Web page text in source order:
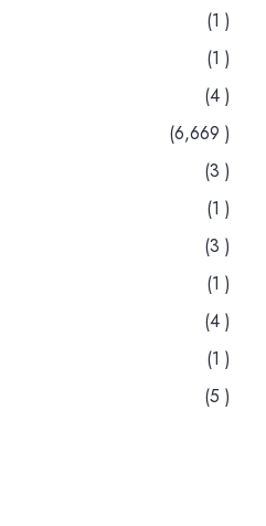
(1 )
(1 )
(4 )
(6,669 )
(3 )
(1 )
(3 )
(1 )
(4 )
(1 )
(5 )